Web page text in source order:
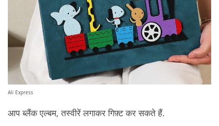
Ali Express
आप ब्लैंक एल्बम, तस्वीरें लगाकर गिफ़्ट कर सकते हैं.